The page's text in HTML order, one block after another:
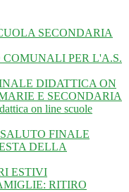
SECONDARIA
COMUNALI PER L'A.S.
DIDATTICA ON
E SECONDARIA
on line scuole
FINALE
DELLA
ESTIVI
RITIRO